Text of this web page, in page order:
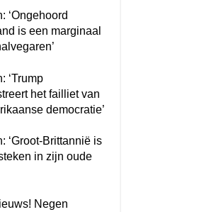
‘Ongehoord
is een marginaal
‘Trump
het failliet van
democratie’
‘Groot-Brittannië is
in zijn oude
Negen